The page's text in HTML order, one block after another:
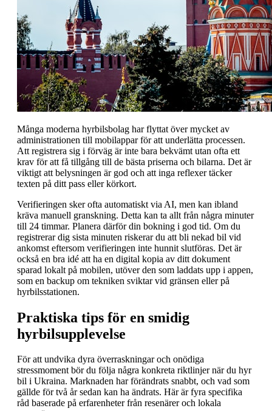
Många moderna hyrbilsbolag har flyttat över mycket av
administrationen till mobilappar för att underlätta processen.
Att registrera sig i förväg är inte bara bekvämt utan ofta ett
krav för att få tillgång till de bästa priserna och bilarna. Det är
viktigt att belysningen är god och att inga reflexer täcker
texten på ditt pass eller körkort.
Verifieringen sker ofta automatiskt via AI, men kan ibland
kräva manuell granskning. Detta kan ta allt från några minuter
till 24 timmar. Planera därför din bokning i god tid. Om du
registrerar dig sista minuten riskerar du att bli nekad bil vid
ankomst eftersom verifieringen inte hunnit slutföras. Det är
också en bra idé att ha en digital kopia av ditt dokument
sparad lokalt på mobilen, utöver den som laddats upp i appen,
som en backup om tekniken sviktar vid gränsen eller på
hyrbilsstationen.
Praktiska tips för en smidig
hyrbilsupplevelse
För att undvika dyra överraskningar och onödiga
stressmoment bör du följa några konkreta riktlinjer när du hyr
bil i Ukraina. Marknaden har förändrats snabbt, och vad som
gällde för två år sedan kan ha ändrats. Här är fyra specifika
råd baserade på erfarenheter från resenärer och lokala